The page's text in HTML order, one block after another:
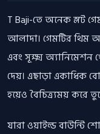
T Baji-তে অনেক স্লট
আলাদা। গেমটির থিম
এবং সূক্ষ্ম
দেয়। এছাড়া একাধিক
হয়েও বৈচিত্র্যময় করে
যারা ওয়াইল্ড বাউন্টি